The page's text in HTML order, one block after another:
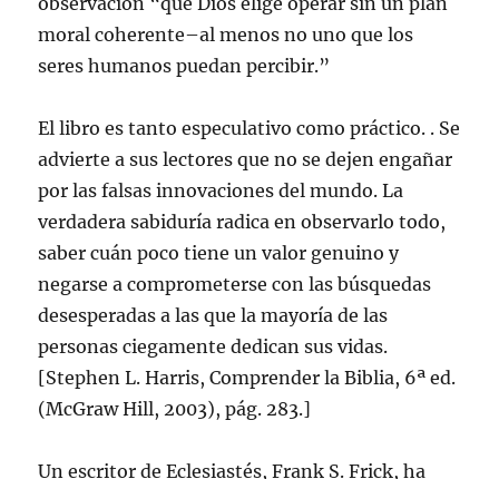
moral coherente–al menos no uno que los
seres humanos puedan percibir.”
El libro es tanto especulativo como práctico. . Se
advierte a sus lectores que no se dejen engañar
por las falsas innovaciones del mundo. La
verdadera sabiduría radica en observarlo todo,
saber cuán poco tiene un valor genuino y
negarse a comprometerse con las búsquedas
desesperadas a las que la mayoría de las
personas ciegamente dedican sus vidas.
[Stephen L. Harris, Comprender la Biblia, 6ª ed.
(McGraw Hill, 2003), pág. 283.]
Un escritor de Eclesiastés, Frank S. Frick, ha